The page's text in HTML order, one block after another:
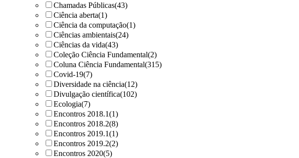
Chamadas Públicas(43)
Ciência aberta(1)
Ciência da computação(1)
Ciências ambientais(24)
Ciências da vida(43)
Coleção Ciência Fundamental(2)
Coluna Ciência Fundamental(315)
Covid-19(7)
Diversidade na ciência(12)
Divulgação científica(102)
Ecologia(7)
Encontros 2018.1(1)
Encontros 2018.2(8)
Encontros 2019.1(1)
Encontros 2019.2(2)
Encontros 2020(5)